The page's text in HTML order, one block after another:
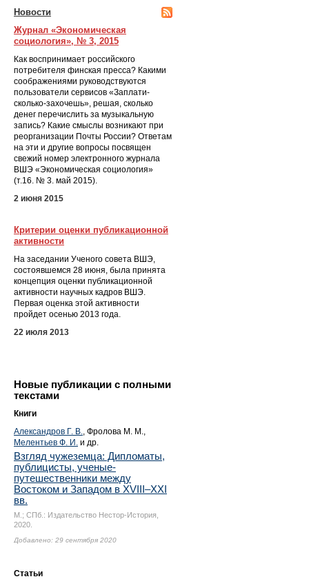
Новости
Журнал «Экономическая
социология», № 3, 2015
Как воспринимает российского
потребителя финская пресса? Какими
соображениями руководствуются
пользователи сервисов «Заплати-
сколько-захочешь», решая, сколько
денег перечислить за музыкальную
запись? Какие смыслы возникают при
реорганизации Почты России? Ответам
на эти и другие вопросы посвящен
свежий номер электронного журнала
ВШЭ «Экономическая социология»
(т.16. № 3. май 2015).
2 июня 2015
Критерии оценки публикационной
активности
На заседании Ученого совета ВШЭ,
состоявшемся 28 июня, была принята
концепция оценки публикационной
активности научных кадров ВШЭ.
Первая оценка этой активности
пройдет осенью 2013 года.
22 июля 2013
Новые публикации с полными
текстами
Книги
Александров Г. В., Фролова М. М.,
Мелентьев Ф. И. и др.
Взгляд чужеземца: Дипломаты,
публицисты, ученые-
путешественники между
Востоком и Западом в XVIII–XXI
вв.
М.; СПб.: Издательство Нестор-История,
2020.
Добавлено: 29 сентября 2020
Статьи